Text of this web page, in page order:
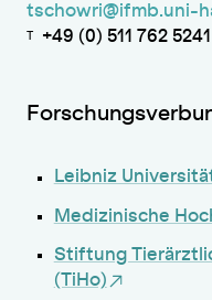
tschowri@ifmb.uni-
+49 (0) 511 762 5241
Leibniz
Medizinische
Stiftung
(TiHo)